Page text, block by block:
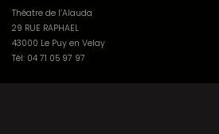
Théatre de l’Alauda
29 RUE RAPHAEL
43000 Le Puy en Velay
Tél: 04 71 05 97 97